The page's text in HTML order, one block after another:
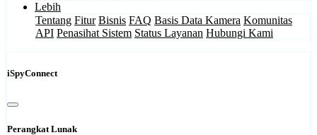
Lebih
Tentang Fitur Bisnis FAQ Basis Data Kamera Komunitas
API Penasihat Sistem Status Layanan Hubungi Kami
iSpyConnect
Perangkat Lunak